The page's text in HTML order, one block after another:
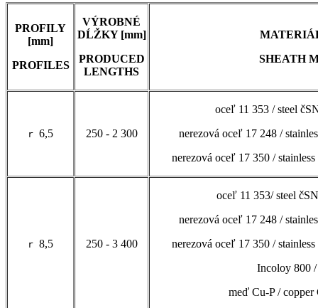
PROFILY
[mm]
PROFILES
VÝROBNÉ
DĹŽKY [mm]
PRODUCED
LENGTHS
SHEATH
r 6,5 250 - 2 300
oceľ 11 353 / steel
nerezová oceľ 17 248 /
nerezová oceľ 17 350 /
r 8,5 250 - 3 400
oceľ 11 353/ steel
nerezová oceľ 17 248 /
nerezová oceľ 17 350 /
Incoloy 800
meď Cu-P /